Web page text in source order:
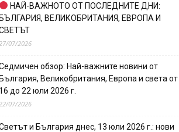
НАЙ-ВАЖНОТО ОТ ПОСЛЕДНИТЕ ДНИ:
ВЕЛИКОБРИТАНИЯ, ЕВРОПА И
07/2026
обзор: Най-важните новини от
Великобритания, Европа и света от
до 22 юли 2026 г.
07/2026
и България днес, 13 юли 2026 г.: нови